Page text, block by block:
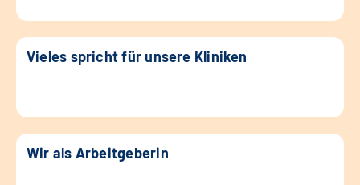
Vieles spricht für unsere Kliniken
Wir als Arbeitgeberin